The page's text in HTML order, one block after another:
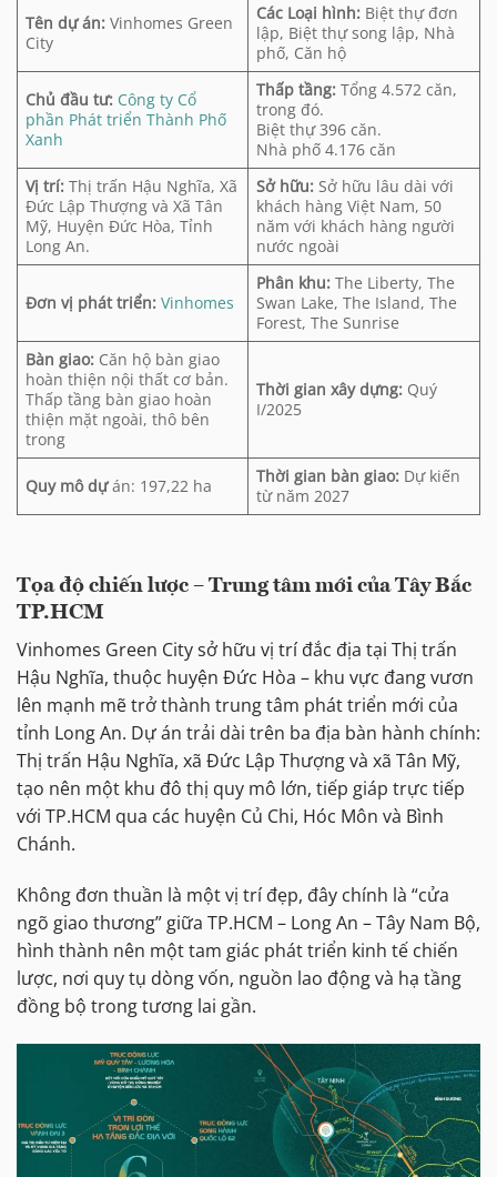
Tên dự án:Vinhomes Green
City
Các Loại hình: Biệt thự đơn
lập, Biệt thự song lập, Nhà
phố, Căn hộ
Chủ đầu tư: Công ty Cổ
phần Phát triển Thành Phố
Xanh
Thấp tầng: Tổng 4.572 căn,
trong đó.
Biệt thự 396 căn.
Nhà phố 4.176 căn
Vị trí: Thị trấn Hậu Nghĩa, Xã
Đức Lập Thượng và Xã Tân
Mỹ, Huyện Đức Hòa, Tỉnh
Long An.
Sở hữu:Sở hữu lâu dài với
khách hàng Việt Nam, 50
năm với khách hàng người
nước ngoài
Đơn vị phát triển:Vinhomes
Phân khu: The Liberty, The
Swan Lake, The Island, The
Forest, The Sunrise
Bàn giao: Căn hộ bàn giao
hoàn thiện nội thất cơ bản.
Thấp tầng bàn giao hoàn
thiện mặt ngoài, thô bên
trong
Thời gian xây dựng: Quý
I/2025
Quy mô dựán: 197,22 ha Thời gian bàn giao: Dự kiến
từ năm 2027
Tọa độ chiến lược – Trung tâm mới của Tây Bắc
TP.HCM
Vinhomes Green City sở hữu vị trí đắc địa tại Thị trấn
Hậu Nghĩa, thuộc huyện Đức Hòa – khu vực đang vươn
lên mạnh mẽ trở thành trung tâm phát triển mới của
tỉnh Long An. Dự án trải dài trên ba địa bàn hành chính:
Thị trấn Hậu Nghĩa, xã Đức Lập Thượng và xã Tân Mỹ,
tạo nên một khu đô thị quy mô lớn, tiếp giáp trực tiếp
với TP.HCM qua các huyện Củ Chi, Hóc Môn và Bình
Chánh.
Không đơn thuần là một vị trí đẹp, đây chính là “cửa
ngõ giao thương” giữa TP.HCM – Long An – Tây Nam Bộ,
hình thành nên một tam giác phát triển kinh tế chiến
lược, nơi quy tụ dòng vốn, nguồn lao động và hạ tầng
đồng bộ trong tương lai gần.